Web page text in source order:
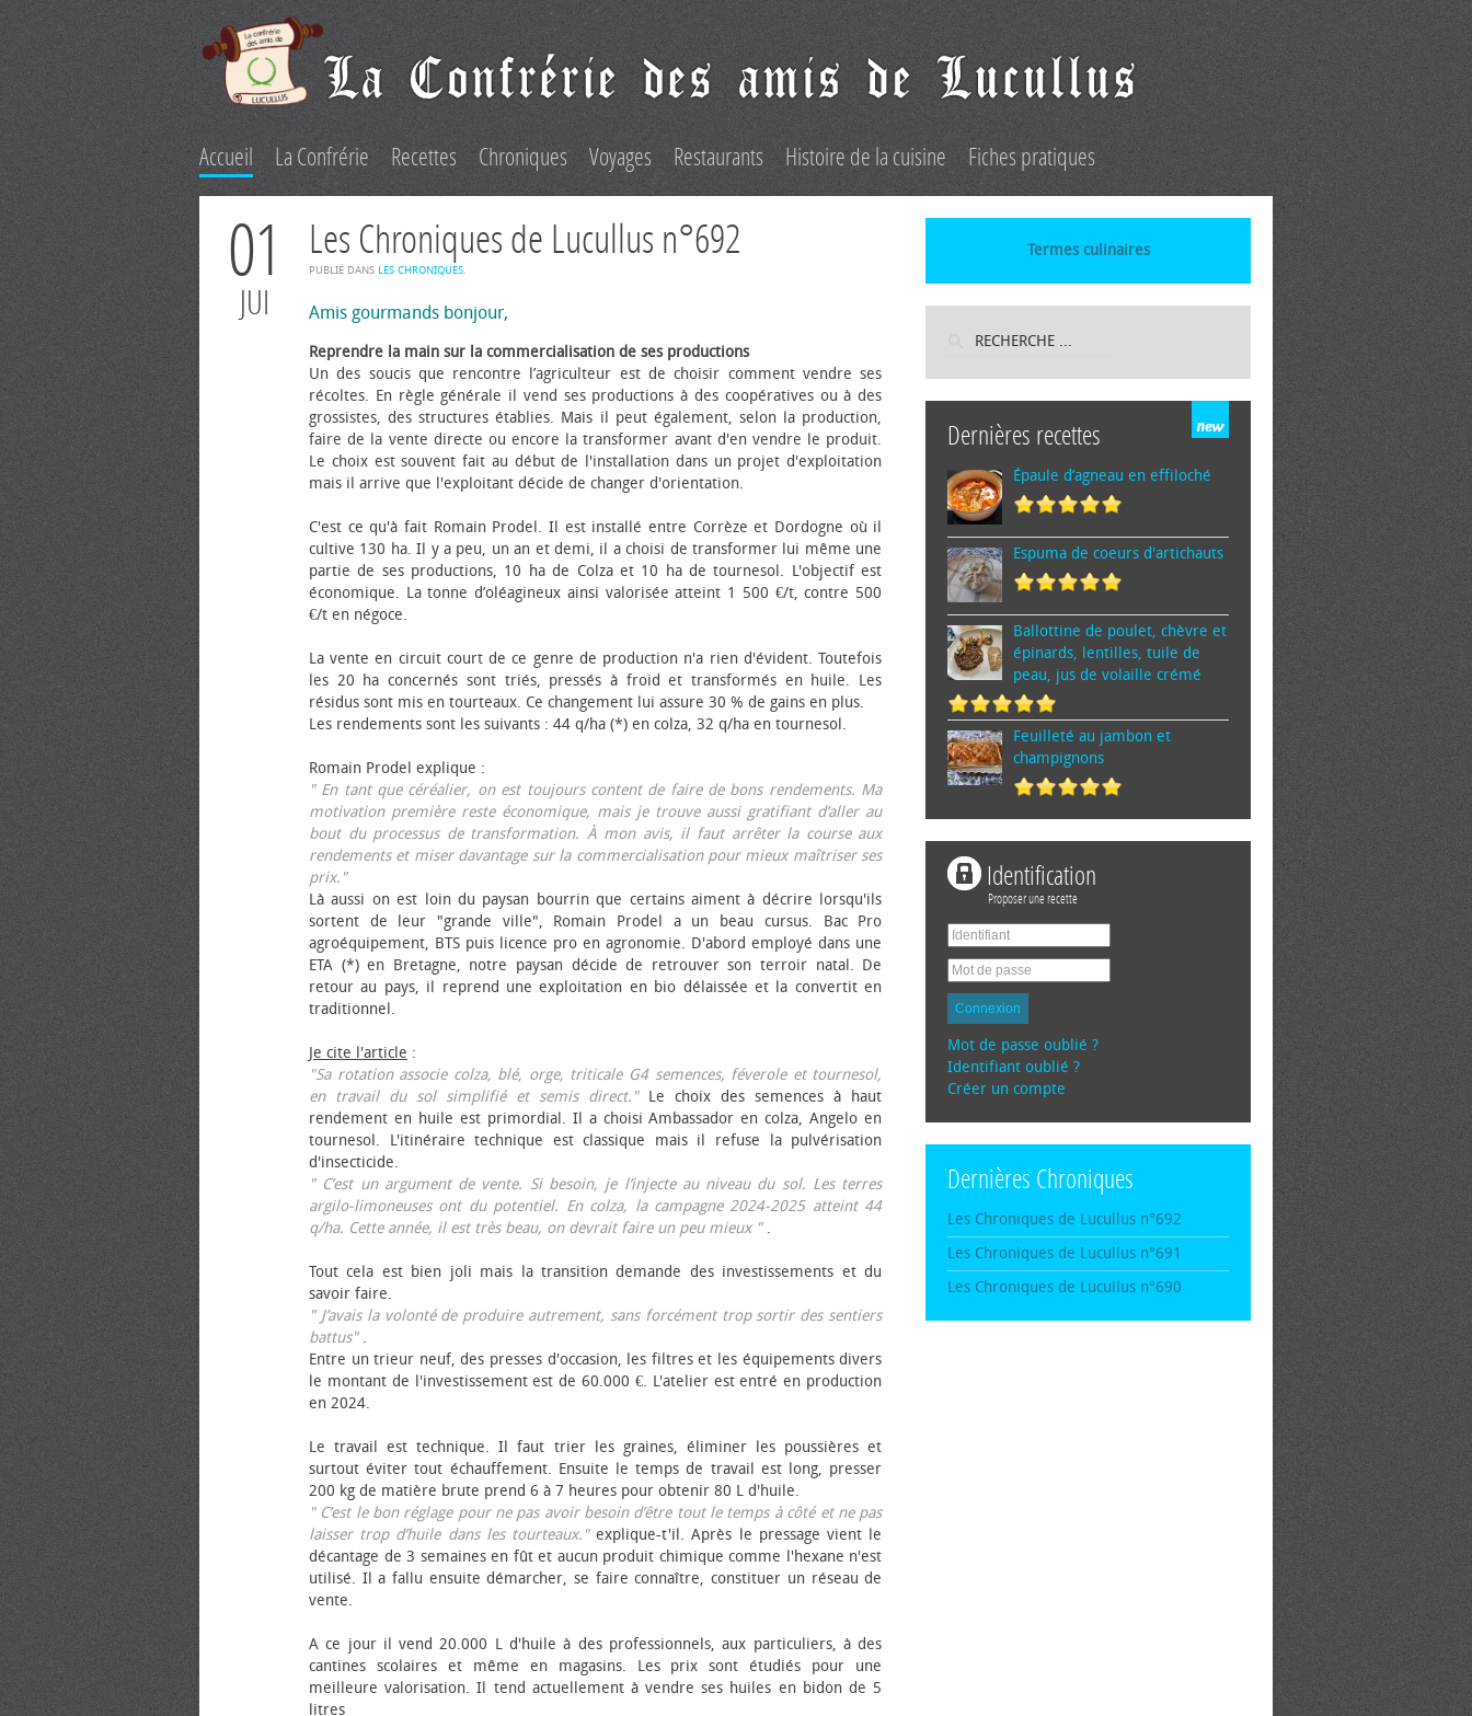
Accueil La Confrérie Recettes Chroniques Voyages Restaurants Histoire de la cuisine Fiches pratiques
01
JUI
Les Chroniques de Lucullus n°692
PUBLIÉ DANS LES CHRONIQUES.
Amis gourmands bonjour,
Reprendre la main sur la commercialisation de ses productions
Un des soucis que rencontre l’agriculteur est de choisir comment vendre ses
récoltes. En règle générale il vend ses productions à des coopératives ou à des
grossistes, des structures établies. Mais il peut également, selon la production,
faire de la vente directe ou encore la transformer avant d'en vendre le produit.
Le choix est souvent fait au début de l'installation dans un projet d'exploitation
mais il arrive que l'exploitant décide de changer d'orientation.
C'est ce qu'à fait Romain Prodel. Il est installé entre Corrèze et Dordogne où il
cultive 130 ha. Il y a peu, un an et demi, il a choisi de transformer lui même une
partie de ses productions, 10 ha de Colza et 10 ha de tournesol. L'objectif est
économique. La tonne d’oléagineux ainsi valorisée atteint 1 500 €/t, contre 500
€/t en négoce.
La vente en circuit court de ce genre de production n'a rien d'évident. Toutefois
les 20 ha concernés sont triés, pressés à froid et transformés en huile. Les
résidus sont mis en tourteaux. Ce changement lui assure 30 % de gains en plus.
Les rendements sont les suivants : 44 q/ha (*) en colza, 32 q/ha en tournesol.
Romain Prodel explique :
" En tant que céréalier, on est toujours content de faire de bons rendements. Ma
motivation première reste économique, mais je trouve aussi gratifiant d’aller au
bout du processus de transformation. À mon avis, il faut arrêter la course aux
rendements et miser davantage sur la commercialisation pour mieux maîtriser ses
prix."
Là aussi on est loin du paysan bourrin que certains aiment à décrire lorsqu'ils
sortent de leur "grande ville", Romain Prodel a un beau cursus. Bac Pro
agroéquipement, BTS puis licence pro en agronomie. D'abord employé dans une
ETA (*) en Bretagne, notre paysan décide de retrouver son terroir natal. De
retour au pays, il reprend une exploitation en bio délaissée et la convertit en
traditionnel.
Je cite l'article :
"Sa rotation associe colza, blé, orge, triticale G4 semences, féverole et tournesol,
en travail du sol simplifié et semis direct."Le choix des semences à haut
rendement en huile est primordial. Il a choisi Ambassador en colza, Angelo en
tournesol. L'itinéraire technique est classique mais il refuse la pulvérisation
d'insecticide.
" C’est un argument de vente. Si besoin, je l’injecte au niveau du sol. Les terres
argilo-limoneuses ont du potentiel. En colza, la campagne 2024-2025 atteint 44
q/ha. Cette année, il est très beau, on devrait faire un peu mieux ".
Tout cela est bien joli mais la transition demande des investissements et du
savoir faire.
" J’avais la volonté de produire autrement, sans forcément trop sortir des sentiers
battus".
Entre un trieur neuf, des presses d'occasion, les filtres et les équipements divers
le montant de l'investissement est de 60.000 €. L'atelier est entré en production
en 2024.
Le travail est technique. Il faut trier les graines, éliminer les poussières et
surtout éviter tout échauffement. Ensuite le temps de travail est long, presser
200 kg de matière brute prend 6 à 7 heures pour obtenir 80 L d'huile.
" C’est le bon réglage pour ne pas avoir besoin d’être tout le temps à côté et ne pas
laisser trop d’huile dans les tourteaux."explique-t'il. Après le pressage vient le
décantage de 3 semaines en fût et aucun produit chimique comme l'hexane n'est
utilisé. Il a fallu ensuite démarcher, se faire connaître, constituer un réseau de
vente.
A ce jour il vend 20.000 L d'huile à des professionnels, aux particuliers, à des
cantines scolaires et même en magasins. Les prix sont étudiés pour une
meilleure valorisation. Il tend actuellement à vendre ses huiles en bidon de 5
litres
Termes culinaires
Dernières recettes
Épaule d’agneau en effiloché
Espuma de cœurs d'artichauts
Ballottine de poulet, chèvre et
épinards, lentilles, tuile de
peau, jus de volaille crémé
Feuilleté au jambon et
champignons
Identification
Proposer une recette
Connexion
Mot de passe oublié ?
Identifiant oublié ?
Créer un compte
Dernières Chroniques
Les Chroniques de Lucullus n°692
Les Chroniques de Lucullus n°691
Les Chroniques de Lucullus n°690